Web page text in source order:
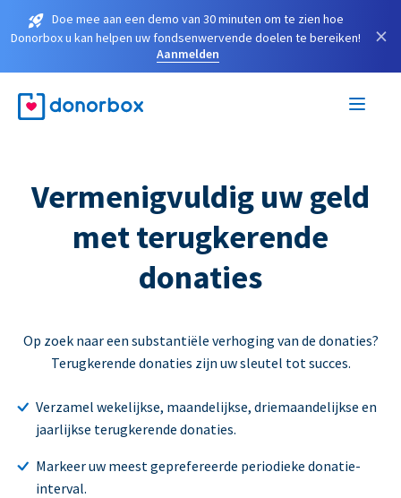
Doe mee aan een demo van 30 minuten om te zien hoe
Donorbox u kan helpen uw fondsenwervende doelen te bereiken!
Aanmelden
×
Vermenigvuldig uw geld
met terugkerende
donaties
Op zoek naar een substantiële verhoging van de donaties?
Terugkerende donaties zijn uw sleutel tot succes.
Verzamel wekelijkse, maandelijkse, driemaandelijkse en
jaarlijkse terugkerende donaties.
Markeer uw meest geprefereerde periodieke donatie-
interval.